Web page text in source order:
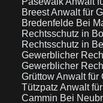
BreestAnwalt für
Bredenfelde Bei
Rechtsschutz in
Rechtsschutz in
Gewerblicher
Gewerblicher
GrüttowAnwalt für
Tützpatz Anwalt
Cammin Bei